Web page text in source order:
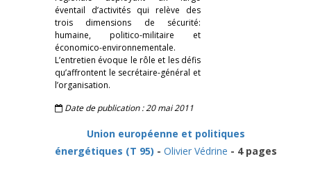
éventail d’activités qui relève des
trois dimensions de sécurité:
humaine, politico-militaire et
économico-environnementale.
L’entretien évoque le rôle et les défis
qu’affrontent le secrétaire-général et
l’organisation.
Date de publication : 20 mai 2011
Union européenne et politiques
énergétiques (T 95) - Olivier Védrine - 4 pages